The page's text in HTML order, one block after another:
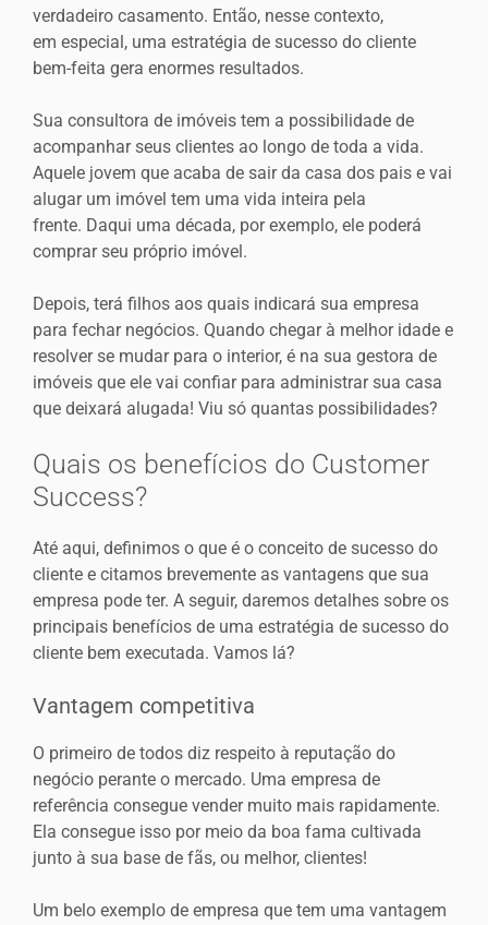
verdadeiro casamento. Então, nesse contexto,
em especial, uma estratégia de sucesso do cliente
bem-feita gera enormes resultados.
Sua consultora de imóveis tem a possibilidade de
acompanhar seus clientes ao longo de toda a vida.
Aquele jovem que acaba de sair da casa dos pais e vai
alugar um imóvel tem uma vida inteira pela
frente. Daqui uma década, por exemplo, ele poderá
comprar seu próprio imóvel.
Depois, terá filhos aos quais indicará sua empresa
para fechar negócios. Quando chegar à melhor idade e
resolver se mudar para o interior, é na sua gestora de
imóveis que ele vai confiar para administrar sua casa
que deixará alugada! Viu só quantas possibilidades?
Quais os benefícios do Customer
Success?
Até aqui, definimos o que é o conceito de sucesso do
cliente e citamos brevemente as vantagens que sua
empresa pode ter. A seguir, daremos detalhes sobre os
principais benefícios de uma estratégia de sucesso do
cliente bem executada. Vamos lá?
Vantagem competitiva
O primeiro de todos diz respeito à reputação do
negócio perante o mercado. Uma empresa de
referência consegue vender muito mais rapidamente.
Ela consegue isso por meio da boa fama cultivada
junto à sua base de fãs, ou melhor, clientes!
Um belo exemplo de empresa que tem uma vantagem